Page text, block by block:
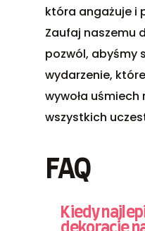
która angażuje i
Zaufaj naszemu
pozwól, abyśmy
wydarzenie,
wywoła
wszystkich
FAQ
Kiedy